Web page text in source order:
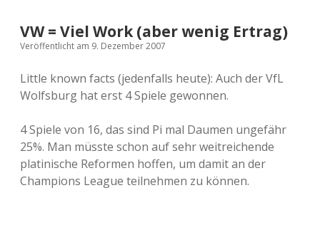
VW = Viel Work (aber wenig Ertrag)
Veröffentlicht am 9. Dezember 2007
Little known facts (jedenfalls heute): Auch der VfL
Wolfsburg hat erst 4 Spiele gewonnen.
4 Spiele von 16, das sind Pi mal Daumen ungefähr
25%. Man müsste schon auf sehr weitreichende
platinische Reformen hoffen, um damit an der
Champions League teilnehmen zu können.